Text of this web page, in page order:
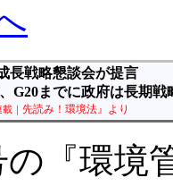
長戦略懇談会が提言
でに政府は長期戦
｜ 先読み！環境法』より
『環境